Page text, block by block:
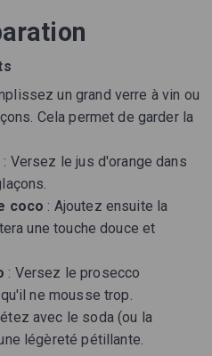
un grand verre à vin ou
Cela permet de garder la
: Versez le jus d'orange dans
coco : Ajoutez ensuite la
une touche douce et
: Versez le prosecco
ne mousse trop.
avec le soda (ou la
légèreté pétillante.